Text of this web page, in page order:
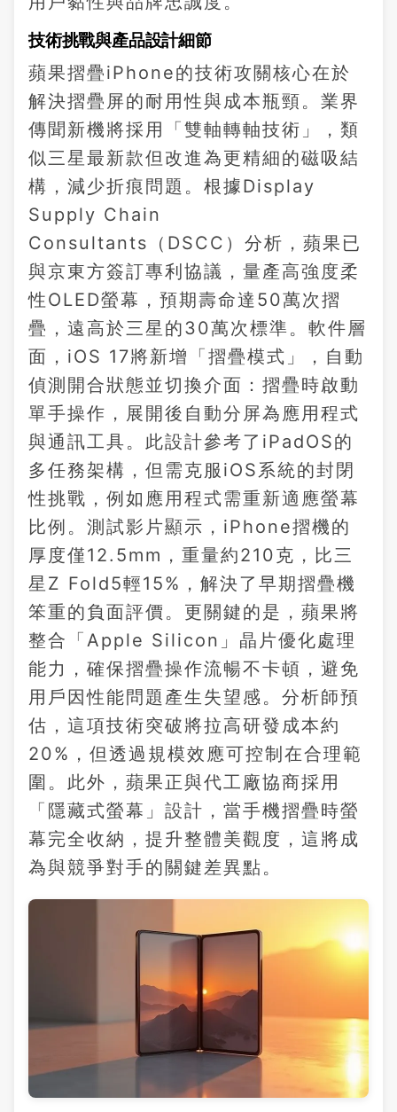
技術挑戰與產品設計細節
蘋果摺疊iPhone的技術攻關核心在於
解決摺疊屏的耐用性與成本瓶頸。業界
傳聞新機將採用「雙軸轉軸技術」，類
似三星最新款但改進為更精細的磁吸結
構，減少折痕問題。根據Display
Supply Chain
Consultants（DSCC）分析，蘋果已
與京東方簽訂專利協議，量產高強度柔
性OLED螢幕，預期壽命達50萬次摺
疊，遠高於三星的30萬次標準。軟件層
面，iOS 17將新增「摺疊模式」，自動
偵測開合狀態並切換介面：摺疊時啟動
單手操作，展開後自動分屏為應用程式
與通訊工具。此設計參考了iPadOS的
多任務架構，但需克服iOS系統的封閉
性挑戰，例如應用程式需重新適應螢幕
比例。測試影片顯示，iPhone摺機的
厚度僅12.5mm，重量約210克，比三
星Z Fold5輕15%，解決了早期摺疊機
笨重的負面評價。更關鍵的是，蘋果將
整合「Apple Silicon」晶片優化處理
能力，確保摺疊操作流暢不卡頓，避免
用戶因性能問題產生失望感。分析師預
估，這項技術突破將拉高研發成本約
20%，但透過規模效應可控制在合理範
圍。此外，蘋果正與代工廠協商採用
「隱藏式螢幕」設計，當手機摺疊時螢
幕完全收納，提升整體美觀度，這將成
為與競爭對手的關鍵差異點。